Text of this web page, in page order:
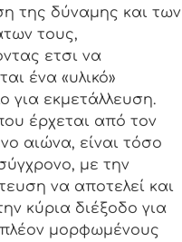
της δύναμης και των
τους,
ετσι να
ένα «υλικό»
για εκμετάλλευση.
έρχεται από τον
αιώνα, είναι τόσο
με την
να αποτελεί και
κύρια διέξοδο για
μορφωμένους